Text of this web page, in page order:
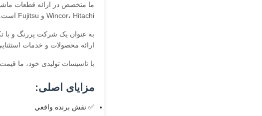
Wincor، Hitachi و Fujitsu است.
به عنوان یک شرکت پررنگ و با
ارائه محصولات و خدمات
با تاسیسات تولیدی خود، ما
مزایای اصلی:
✅ نقش برنده واقعي